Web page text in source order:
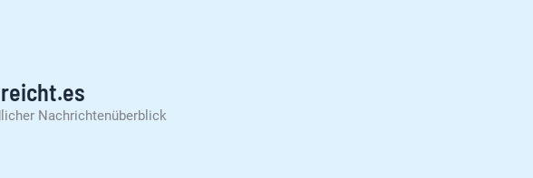
Nachrichtenüberblick